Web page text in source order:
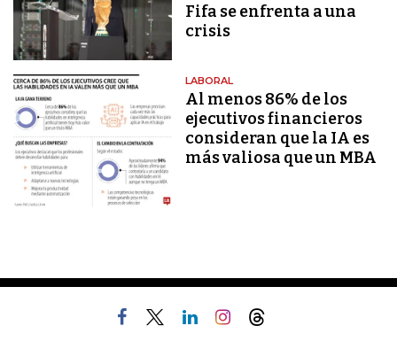
Fifa se enfrenta a una
crisis
LABORAL
Al menos 86% de los
ejecutivos financieros
consideran que la IA es
más valiosa que un MBA